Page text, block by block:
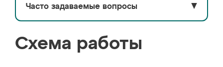
Часто задаваемые вопросы ▼
Схема работы